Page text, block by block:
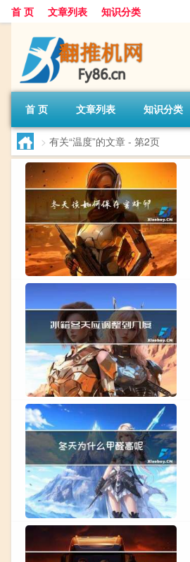
首 页 文章列表 知识分类
首 页 文章列表 知识分类
> 有关“温度”的文章 - 第2页